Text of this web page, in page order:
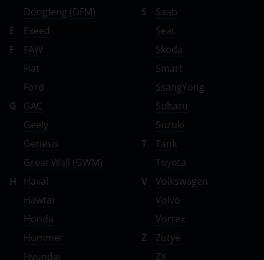
Dongfeng (DFM)
E
Exeed
F
FAW
Fiat
Ford
G
GAC
Geely
Genesis
Great Wall (GWM)
H
Haval
Hawtai
Honda
Hummer
Hyundai
S
Saab
Seat
Skoda
Smart
SsangYong
Subaru
Suzuki
T
Tank
Toyota
V
Volkswagen
Volvo
Vortex
Z
Zotye
ZX